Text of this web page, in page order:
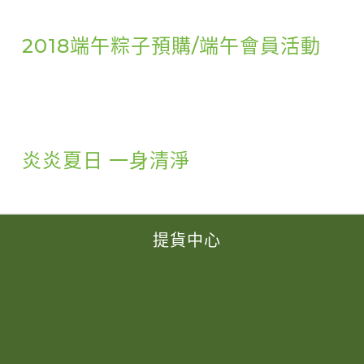
2018端午粽子預購/端午會員活動
炎炎夏日 一身清淨
提貨中心